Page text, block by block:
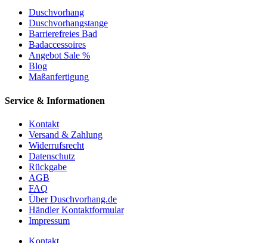
Duschvorhang
Duschvorhangstange
Barrierefreies Bad
Badaccessoires
Angebot Sale %
Blog
Maßanfertigung
Service & Informationen
Kontakt
Versand & Zahlung
Widerrufsrecht
Datenschutz
Rückgabe
AGB
FAQ
Über Duschvorhang.de
Händler Kontaktformular
Impressum
Kontakt